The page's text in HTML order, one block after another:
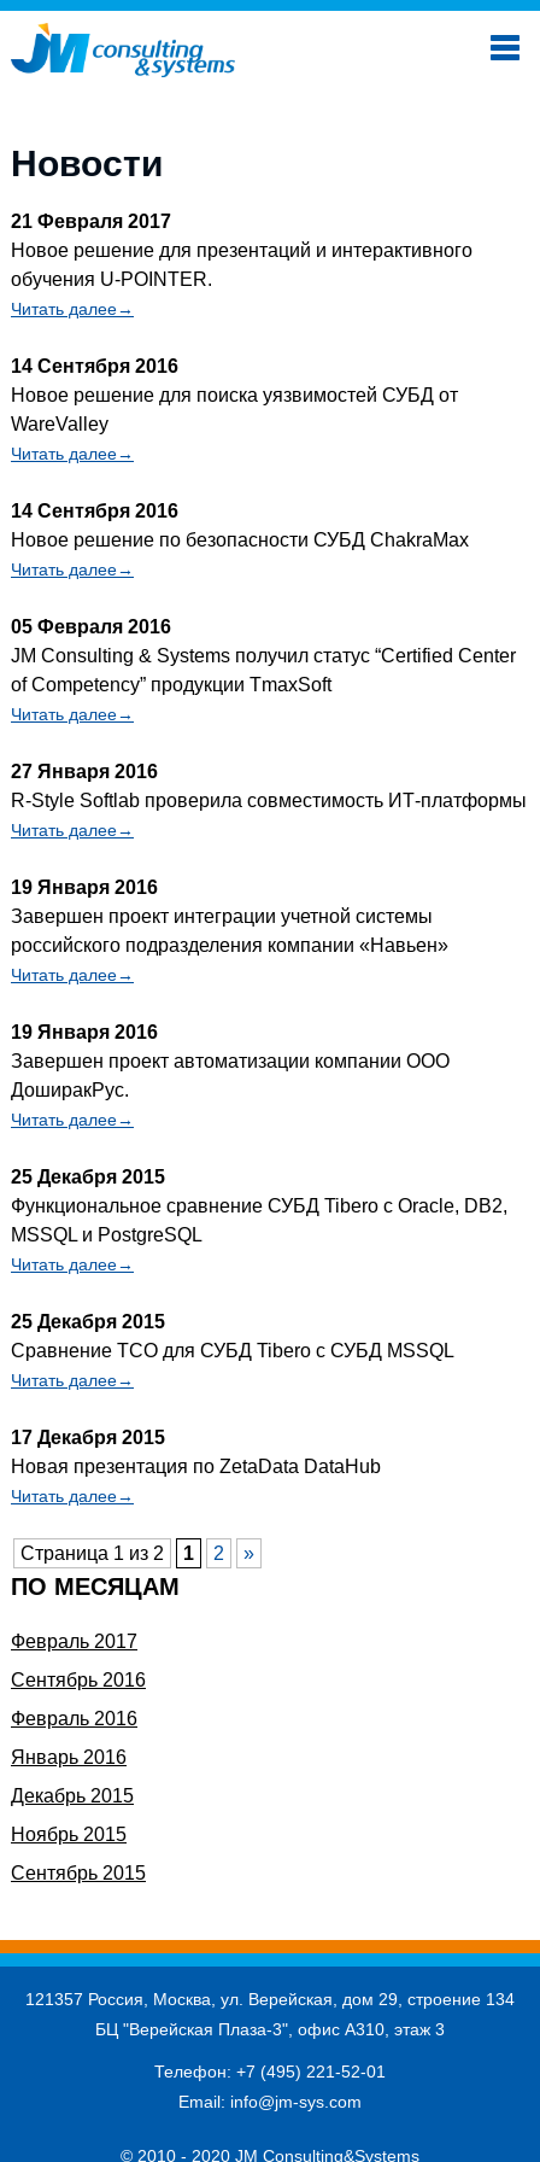
Новости
21 Февраля 2017
Новое решение для презентаций и интерактивного
обучения U-POINTER.
Читать далее→
14 Сентября 2016
Новое решение для поиска уязвимостей СУБД от
WareValley
Читать далее→
14 Сентября 2016
Новое решение по безопасности СУБД ChakraMax
Читать далее→
05 Февраля 2016
JM Consulting & Systems получил статус “Certified Center
of Competency” продукции TmaxSoft
Читать далее→
27 Января 2016
R-Style Softlab проверила совместимость ИТ-платформы
Читать далее→
19 Января 2016
Завершен проект интеграции учетной системы
российского подразделения компании «Навьен»
Читать далее→
19 Января 2016
Завершен проект автоматизации компании ООО
ДоширакРус.
Читать далее→
25 Декабря 2015
Функциональное сравнение СУБД Tibero с Oracle, DB2,
MSSQL и PostgreSQL
Читать далее→
25 Декабря 2015
Сравнение TCO для СУБД Tibero с СУБД MSSQL
Читать далее→
17 Декабря 2015
Новая презентация по ZetaData DataHub
Читать далее→
Страница 1 из 2 1 2 »
ПО МЕСЯЦАМ
Февраль 2017
Сентябрь 2016
Февраль 2016
Январь 2016
Декабрь 2015
Ноябрь 2015
Сентябрь 2015
121357 Россия, Москва, ул. Верейская, дом 29, строение 134
БЦ "Верейская Плаза-3", офис А310, этаж 3
Телефон: +7 (495) 221-52-01
Email: info@jm-sys.com
© 2010 - 2020 JM Consulting&Systems